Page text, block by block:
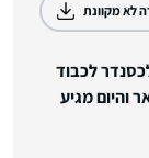
לא מקוונת
לכבוד
והיום מגיע